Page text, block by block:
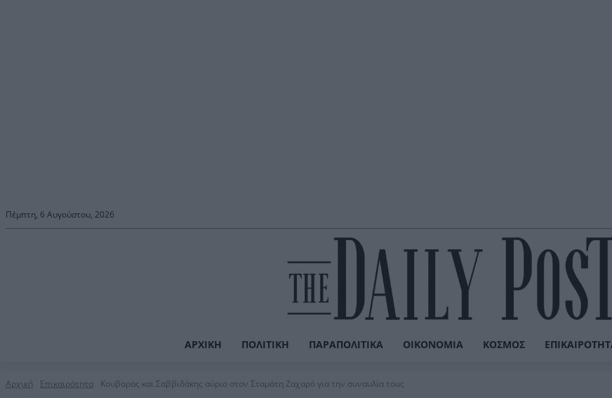
Πέμπτη, 6 Αυγούστου, 2026
ΑΡΧΙΚΉ ΠΟΛΙΤΙΚΉ ΠΑΡΑΠΟΛΙΤΙΚΆ ΟΙΚΟΝΟΜΊΑ ΚΌΣΜΟΣ
Αρχική Επικαιρότητα Κουβαράς και Σαββιδάκης αύριο στον Σταμάτη Ζαχαρό για την συναυλία τους